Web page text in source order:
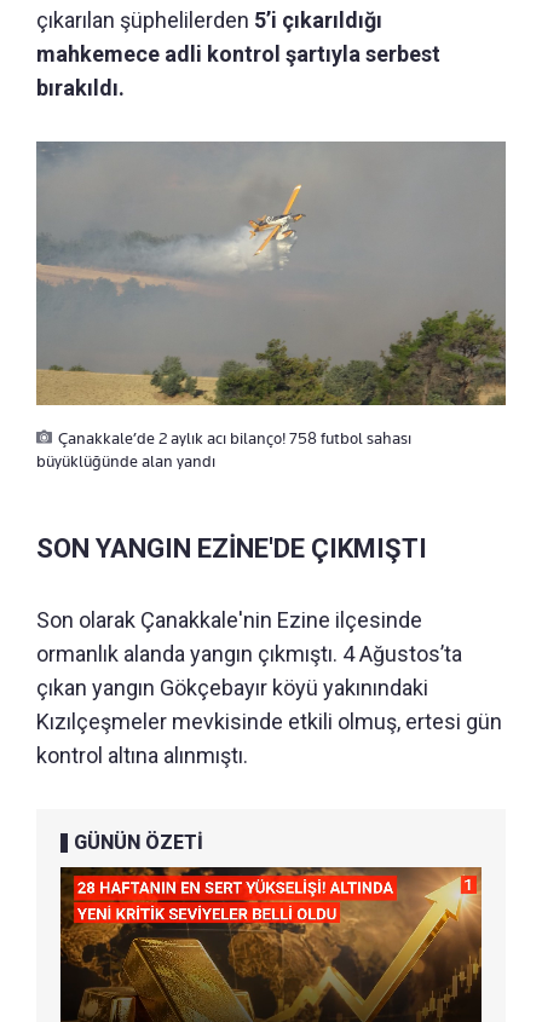
çıkarılan şüphelilerden 5’i çıkarıldığı
mahkemece adli kontrol şartıyla serbest
bırakıldı.
Çanakkale’de 2 aylık acı bilanço! 758 futbol sahası
büyüklüğünde alan yandı
SON YANGIN EZİNE'DE ÇIKMIŞTI
Son olarak Çanakkale'nin Ezine ilçesinde
ormanlık alanda yangın çıkmıştı. 4 Ağustos’ta
çıkan yangın Gökçebayır köyü yakınındaki
Kızılçeşmeler mevkisinde etkili olmuş, ertesi gün
kontrol altına alınmıştı.
GÜNÜN ÖZETİ